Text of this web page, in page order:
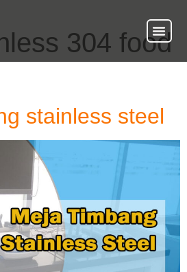
304 food
stainless steel